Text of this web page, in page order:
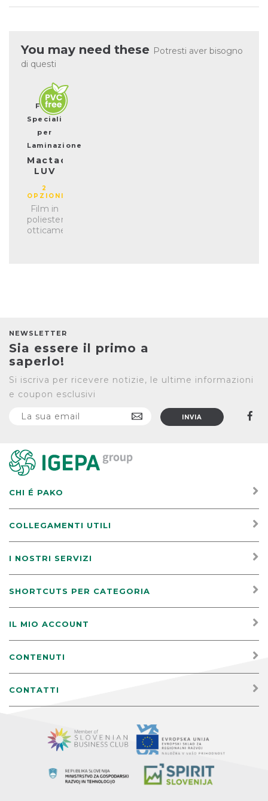
You may need these Potresti aver bisogno
di questi
Film
Speciali
per
Laminazione
Mactac
LUV
2
OPZIONI
Film in
poliestere
otticamente
graffiti...
NEWSLETTER
Sia essere il primo a
saperlo!
Si iscriva per ricevere notizie, le ultime informazioni
e coupon esclusivi
CHI É PAKO
COLLEGAMENTI UTILI
I NOSTRI SERVIZI
SHORTCUTS PER CATEGORIA
IL MIO ACCOUNT
CONTENUTI
CONTATTI